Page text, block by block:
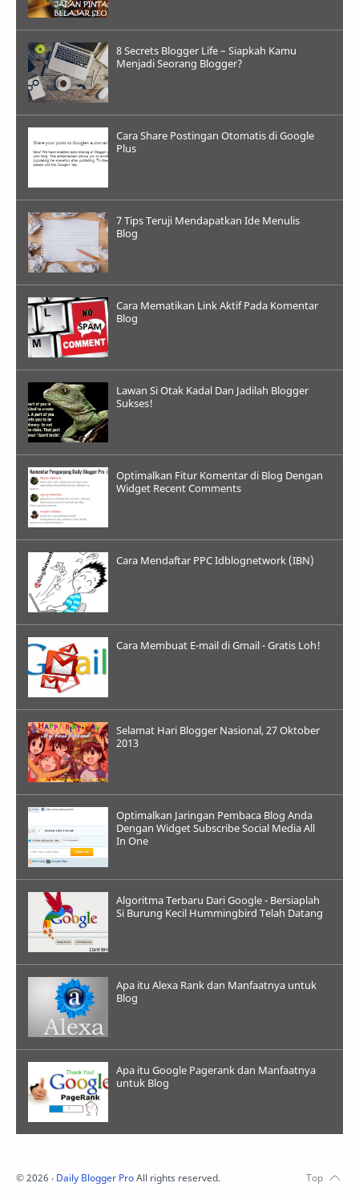
8 Secrets Blogger Life – Siapkah Kamu
Menjadi Seorang Blogger?
Cara Share Postingan Otomatis di Google
Plus
7 Tips Teruji Mendapatkan Ide Menulis
Blog
Cara Mematikan Link Aktif Pada Komentar
Blog
Lawan Si Otak Kadal Dan Jadilah Blogger
Sukses!
Optimalkan Fitur Komentar di Blog Dengan
Widget Recent Comments
Cara Mendaftar PPC Idblognetwork (IBN)
Cara Membuat E-mail di Gmail - Gratis Loh!
Selamat Hari Blogger Nasional, 27 Oktober
2013
Optimalkan Jaringan Pembaca Blog Anda
Dengan Widget Subscribe Social Media All
In One
Algoritma Terbaru Dari Google - Bersiaplah
Si Burung Kecil Hummingbird Telah Datang
Apa itu Alexa Rank dan Manfaatnya untuk
Blog
Apa itu Google Pagerank dan Manfaatnya
untuk Blog
©2026 ‧ Daily Blogger ProAll rights reserved.